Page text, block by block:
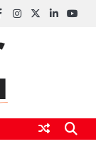
instagram
twitterlinkedin